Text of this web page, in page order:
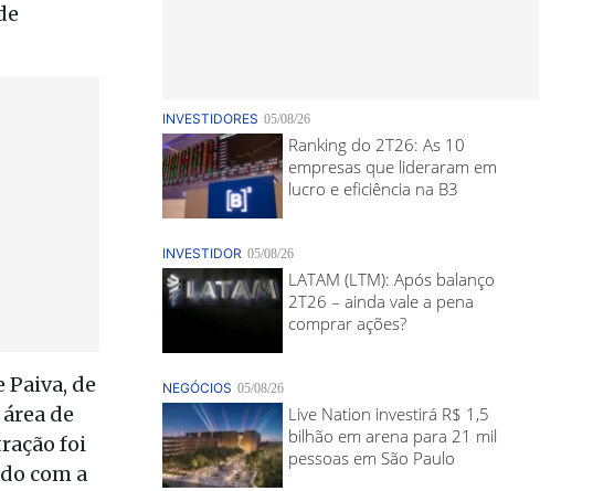
de
de
foi
com a